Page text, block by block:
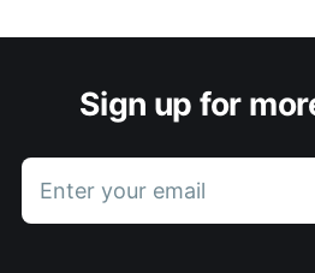
Sign up for
Enter your email